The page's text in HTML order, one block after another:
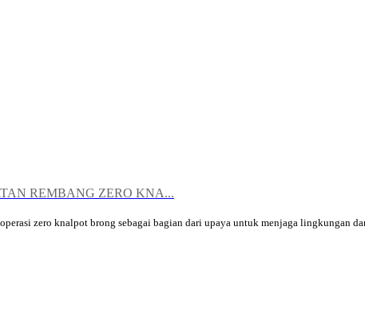
REMBANG ZERO KNA...
zero knalpot brong sebagai bagian dari upaya untuk menjaga lingkungan